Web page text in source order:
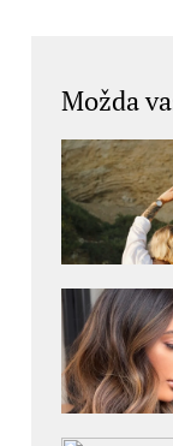
Možda